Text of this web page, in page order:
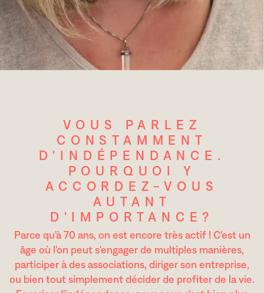
VOUS PARLEZ
CONSTAMMENT
D'INDÉPENDANCE.
POURQUOI Y
ACCORDEZ-VOUS
AUTANT
D'IMPORTANCE?
Parce qu'à 70 ans, on est encore très actif ! C'est un
âge où l'on peut s'engager de multiples manières,
participer à des associations, diriger son entreprise,
ou bien tout simplement décider de profiter de la vie.